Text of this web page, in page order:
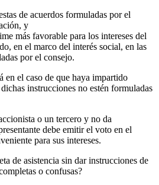
de acuerdos formuladas por el
y
más favorable para los intereses del
en el marco del interés social, en las
por el consejo.
en el caso de que haya impartido
instrucciones no estén formuladas
o un tercero y no da
debe emitir el voto en el
para sus intereses.
de asistencia sin dar instrucciones de
o confusas?